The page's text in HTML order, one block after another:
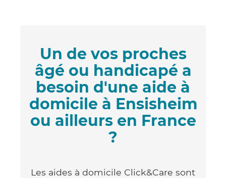
Un de vos proches
âgé ou handicapé a
besoin d'une aide à
domicile à Ensisheim
ou ailleurs en France
?
Les aides à domicile Click&Care sont